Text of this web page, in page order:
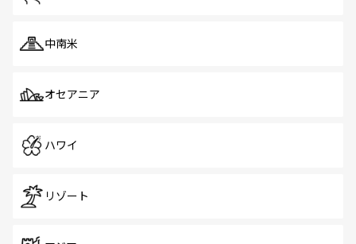
中南米
オセアニア
ハワイ
リゾート